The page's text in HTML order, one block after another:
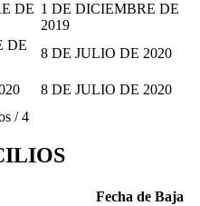
DE 1 DE DICIEMBRE DE
2019
DE
8 DE JULIO DE 2020
8 DE JULIO DE 2020
/4
Fecha de Baja